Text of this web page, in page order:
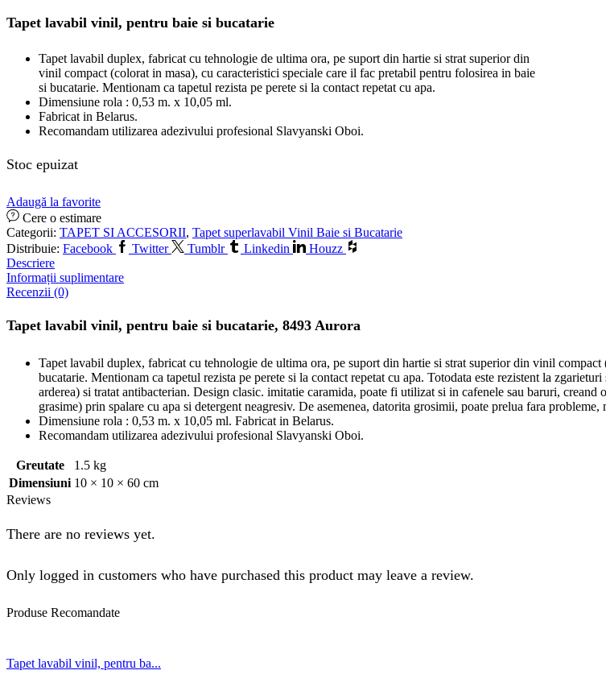
Tapet lavabil vinil, pentru baie si bucatarie
Tapet lavabil duplex, fabricat cu tehnologie de ultima ora, pe suport din hartie si strat superior din
vinil compact (colorat in masa), cu caracteristici speciale care il fac pretabil pentru folosirea in baie
si bucatarie. Mentionam ca tapetul rezista pe perete si la contact repetat cu apa.
Dimensiune rola : 0,53 m. x 10,05 ml.
Fabricat in Belarus.
Recomandam utilizarea adezivului profesional Slavyanski Oboi.
Stoc epuizat
Adaugă la favorite
Cere o estimare
Categorii: TAPET SI ACCESORII, Tapet superlavabil Vinil Baie si Bucatarie
Distribuie: Facebook Twitter Tumblr Linkedin
Houzz
Descriere
Informații suplimentare
Recenzii (0)
Tapet lavabil vinil, pentru baie si bucatarie, 8493 Aurora
Tapet lavabil duplex, fabricat cu tehnologie de ultima ora, pe suport din hartie si strat superior din vinil
bucatarie. Mentionam ca tapetul rezista pe perete si la contact repetat cu apa. Totodata este rezistent la
arderea) si tratat antibacterian. Design clasic. imitatie caramida, poate fi utilizat si in cafenele sau baruri,
grasime) prin spalare cu apa si detergent neagresiv. De asemenea, datorita grosimii, poate prelua fara
Dimensiune rola : 0,53 m. x 10,05 ml. Fabricat in Belarus.
Recomandam utilizarea adezivului profesional Slavyanski Oboi.
Greutate
1.5 kg
Dimensiuni 10 × 10 × 60 cm
Reviews
There are no reviews yet.
Only logged in customers who have purchased this product may leave a review.
Produse Recomandate
Tapet lavabil vinil, pentru ba...